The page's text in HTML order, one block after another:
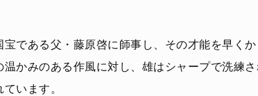
である父・藤原啓に師事し、その才能を早く
温かみのある作風に対し、雄はシャープで洗練
います。